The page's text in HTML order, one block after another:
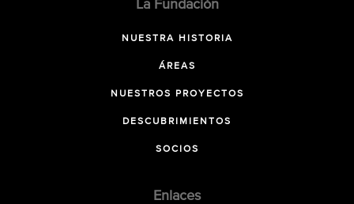
La Fundación
NUESTRA HISTORIA
ÁREAS
NUESTROS PROYECTOS
DESCUBRIMIENTOS
SOCIOS
Enlaces